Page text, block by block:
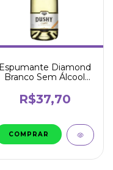
Espumante Diamond
Branco Sem Álcool
R$37,70